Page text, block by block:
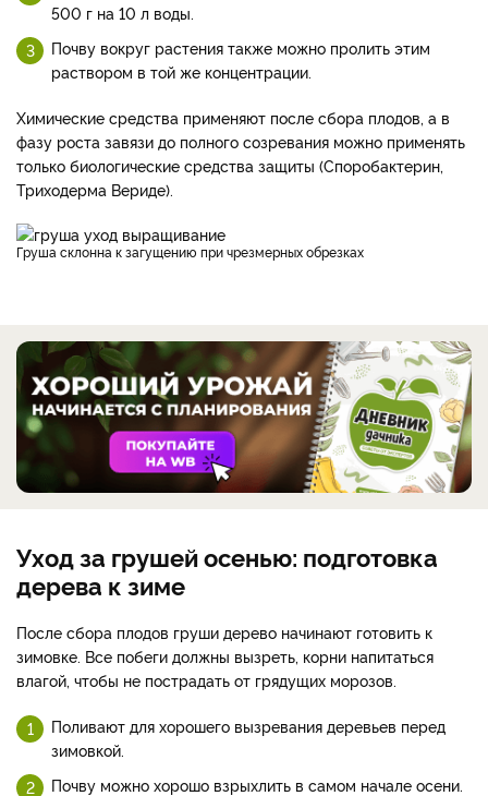
500 г на 10 л воды.
Почву вокруг растения также можно пролить этим
раствором в той же концентрации.
Химические средства применяют после сбора плодов, а в
фазу роста завязи до полного созревания можно применять
только биологические средства защиты (Споробактерин,
Триходерма Вериде).
Груша склонна к загущению при чрезмерных обрезках
Уход за грушей осенью: подготовка
дерева к зиме
После сбора плодов груши дерево начинают готовить к
зимовке. Все побеги должны вызреть, корни напитаться
влагой, чтобы не пострадать от грядущих морозов.
Поливают для хорошего вызревания деревьев перед
зимовкой.
Почву можно хорошо взрыхлить в самом начале осени.